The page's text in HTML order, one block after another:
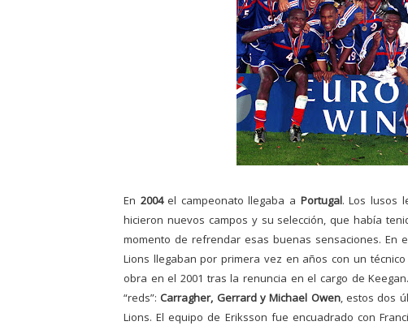
En 2004 el campeonato llegaba a Portugal. Los lusos
hicieron nuevos campos y su selección, que había
momento de refrendar esas buenas sensaciones.
Lions llegaban por primera vez en años con un
obra en el 2001 tras la renuncia en el cargo de
“reds”: Carragher, Gerrard y Michael Owen, estos dos
Lions. El equipo de Eriksson fue encuadrado con